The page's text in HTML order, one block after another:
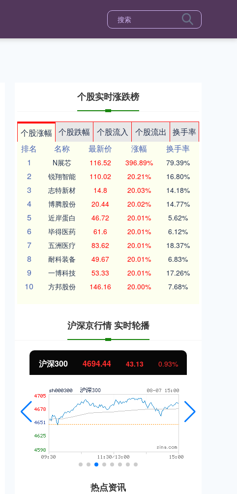
个股实时涨跌榜
个股涨幅 个股跌幅 个股流入 个股流出
换手率
排名
名称 最新价 涨幅
换手率
1
N展芯 116.52 396.89% 79.39%
2 锐翔智能 110.02 20.21% 16.80%
3 志特新材 14.8 20.03% 14.18%
4 博腾股份 20.44 20.02% 14.77%
5 近岸蛋白 46.72 20.01% 5.62%
6 毕得医药 61.6 20.01% 6.12%
7 五洲医疗 83.62 20.01% 18.37%
8 耐科装备 49.67 20.01% 6.83%
9 一博科技 53.33 20.01% 17.26%
10 方邦股份 146.16 20.00% 7.68%
沪深京行情 实时轮播
北证50 1134.24 11.37 1.01%
热点资讯